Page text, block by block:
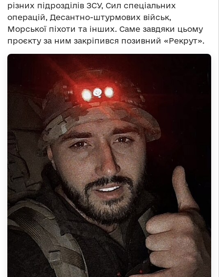
різних підрозділів ЗСУ, Сил спеціальних
операцій, Десантно-штурмових військ,
Морської піхоти та інших. Саме завдяки цьому
проєкту за ним закріпився позивний «Рекрут».